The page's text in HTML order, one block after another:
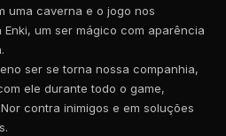
uma caverna e o jogo nos
Enki, um ser mágico com aparência
ser se torna nossa companhia,
ele durante todo o game,
contra inimigos e em soluções